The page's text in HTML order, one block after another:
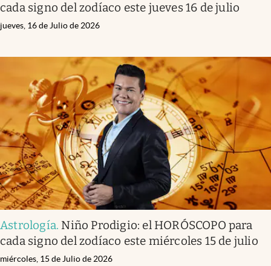
cada signo del zodíaco este jueves 16 de julio
jueves, 16 de Julio de 2026
Astrología. Niño Prodigio: el HORÓSCOPO para
cada signo del zodíaco este miércoles 15 de julio
miércoles, 15 de Julio de 2026